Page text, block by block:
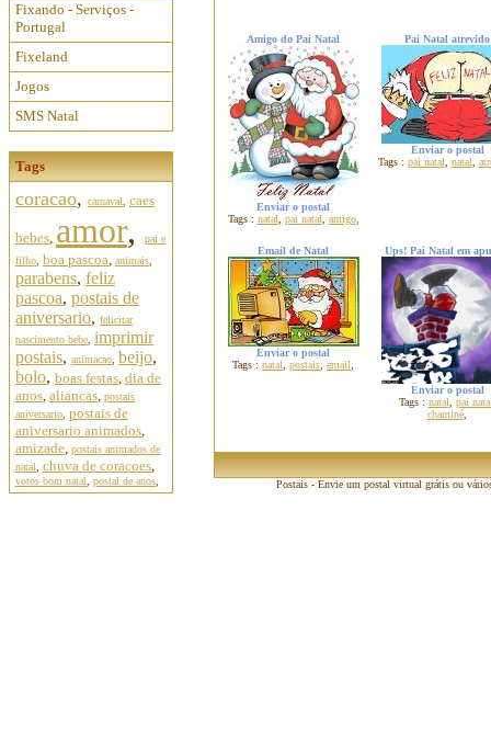
Fixando - Serviços -
Portugal
Fixeland
Jogos
SMS Natal
Tags
coracao, carnaval caes
bebes, amor,
pai e
filho boa pascoa, animais
parabens, feliz
pascoa, postais de
aniversario, felicitar
nascimento bebe imprimir
postais, animacao beijo,
bolo, boas festas, dia de
anos, aliancas, postais
aniversario postais de
aniversario animados,
amizade, postais animados de
natal
chuva de coracoes,
votos bom natal postal de anos
Amigo do Pai Natal
Enviar o postal
Tags : natal pai natal amigo,
Pai Natal atrevido
Enviar o postal
Tags : pai natal natal
Email de Natal
Enviar o postal
Tags : natal postais email
Ups! Pai Natal em
Enviar o postal
Tags : natal
pai
chaminé
Postais - Envie um postal virtual grátis ou